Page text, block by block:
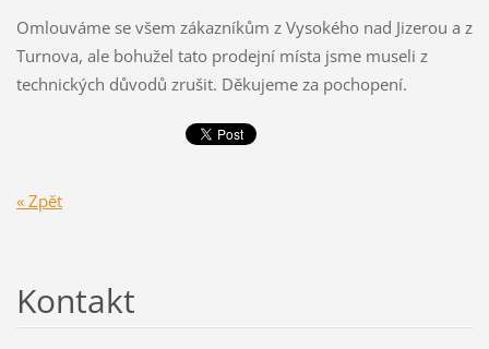
Omlouváme se všem zákazníkům z Vysokého nad Jizerou a z
Turnova, ale bohužel tato prodejní místa jsme museli z
technických důvodů zrušit. Děkujeme za pochopení.
« Zpět
Kontakt